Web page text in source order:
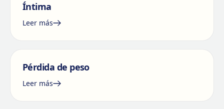
Íntima
Leer más
Pérdida de peso
Leer más